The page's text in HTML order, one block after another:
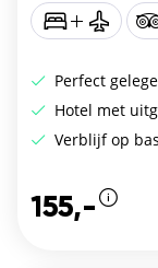
Perfect
Hotel met
Verblijf op
155,-